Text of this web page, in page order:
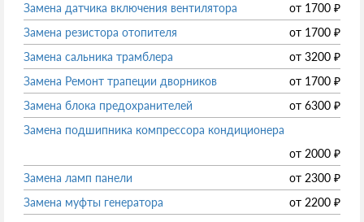
Замена датчика включения вентилятора
от 1700 ₽
Замена резистора отопителя
от 1700 ₽
Замена сальника трамблера
от 3200 ₽
Замена Ремонт трапеции дворников
от 1700 ₽
Замена блока предохранителей
от 6300 ₽
Замена подшипника компрессора кондиционера
от 2000 ₽
Замена ламп панели
от 2300 ₽
Замена муфты генератора
от 2200 ₽